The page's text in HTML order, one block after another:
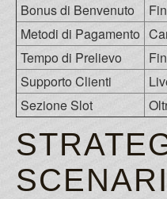
Bonus di Benvenuto
Metodi di Pagamento
Tempo di Prelievo
Supporto Clienti
Sezione Slot
SCENARI